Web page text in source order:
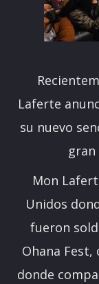
Laferte
su nuevo
gran
Mon
Unidos
fueron
Ohana Fest,
donde